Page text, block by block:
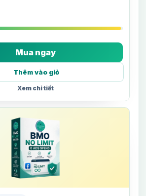
Mua ngay
Thêm vào giỏ
Xem chi tiết